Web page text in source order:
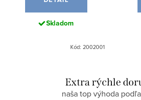
Skladom
Kód: 2002001
Extra rýchle
naša top výhoda